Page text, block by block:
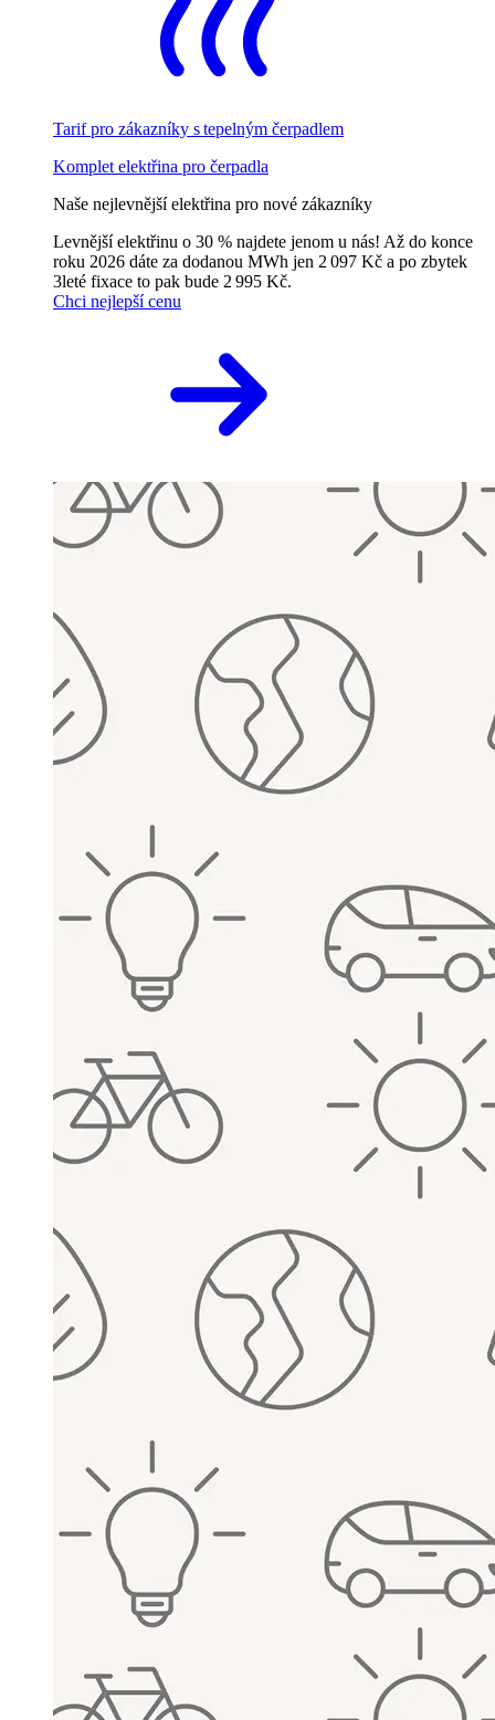
Tarif pro zákazníky s tepelným čerpadlem
Komplet elektřina pro čerpadla
Naše nejlevnější elektřina pro nové zákazníky
Levnější elektřinu o 30 % najdete jenom u nás! Až do konce
roku 2026 dáte za dodanou MWh jen 2 097 Kč a po zbytek
3leté fixace to pak bude 2 995 Kč.
Chci nejlepší cenu